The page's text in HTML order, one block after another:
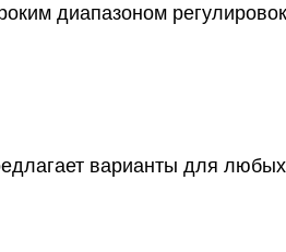
диапазоном
варианты для любых